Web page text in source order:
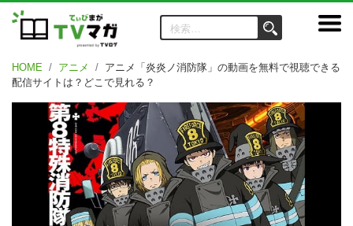
HOME アニメ
アニメ「炎炎ノ消防隊」の動画を無料で視聴できる
配信サイトは？どこで見れる？